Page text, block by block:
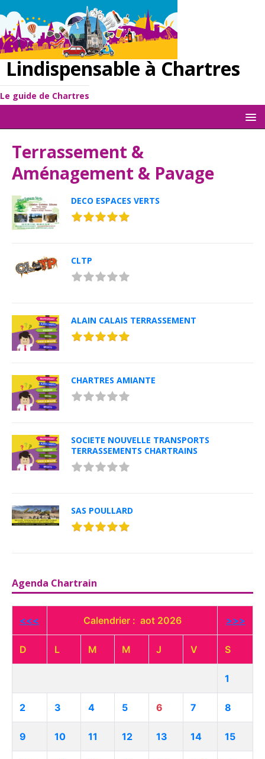
Lindispensable à Chartres
Le guide de Chartres
Terrassement &
Aménagement & Pavage
DECO ESPACES VERTS
CLTP
ALAIN CALAIS TERRASSEMENT
CHARTRES AMIANTE
SOCIETE NOUVELLE TRANSPORTS
TERRASSEMENTS CHARTRAINS
SAS POULLARD
Agenda Chartrain
<<< Calendrier : aot 2026 >>>
D L M M J V S
1
2 3 4 5 6 7 8
9 10 11 12 13 14 15